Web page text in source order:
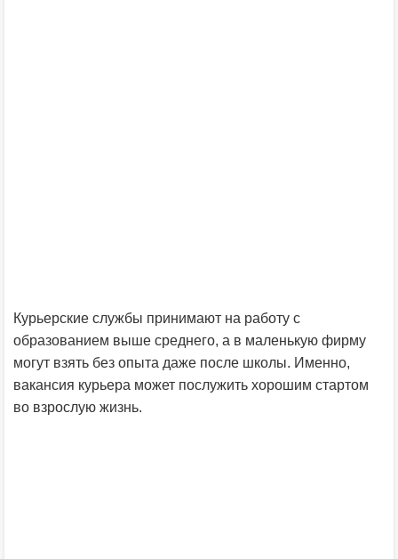
Курьерские службы принимают на работу с
образованием выше среднего, а в маленькую фирму
могут взять без опыта даже после школы. Именно,
вакансия курьера может послужить хорошим стартом
во взрослую жизнь.